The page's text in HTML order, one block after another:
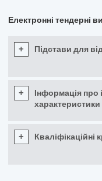
Електронні тендерні
+ Підстави для
+
Інформація про
+ Кваліфікаційні